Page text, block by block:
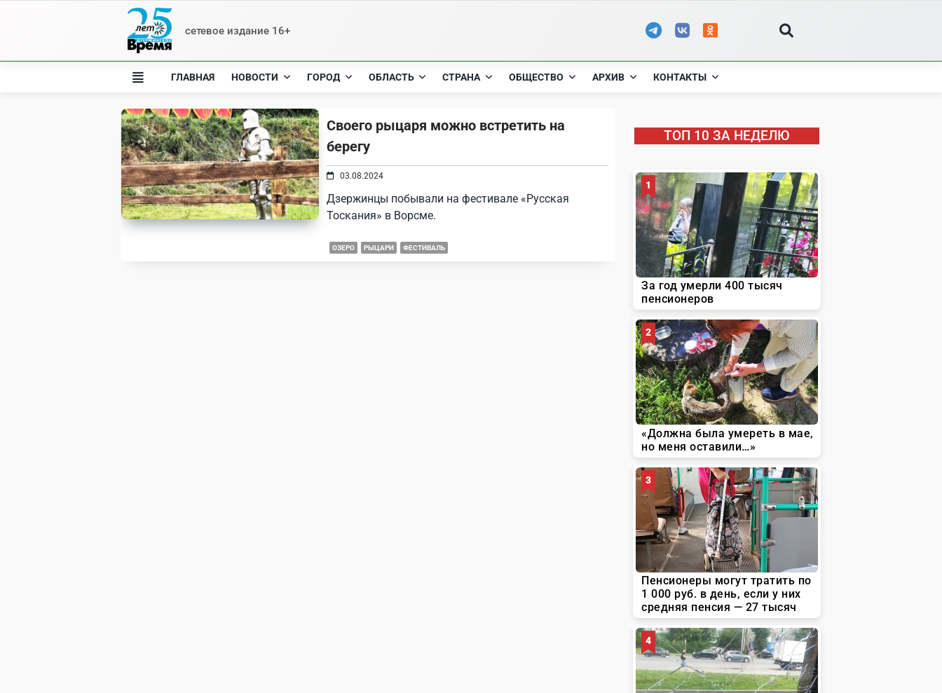
сетевое издание 16+
ГЛАВНАЯ НОВОСТИ ГОРОД ОБЛАСТЬ СТРАНА ОБЩЕСТВО АРХИВ КОНТАКТЫ
Своего рыцаря можно встретить на
берегу
03.08.2024
Дзержинцы побывали на фестивале «Русская
Тоскания» в Ворсме.
ОЗЕРО РЫЦАРИ ФЕСТИВАЛЬ
ТОП 10 ЗА НЕДЕЛЮ